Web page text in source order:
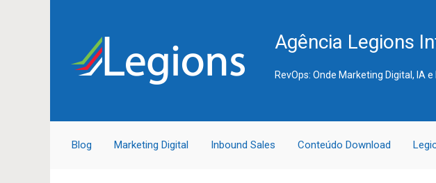
Agência Legions
RevOps: Onde Marketing Digital, IA
Blog Marketing Digital Inbound Sales Conteúdo Download